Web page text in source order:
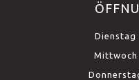
Dienstag
Mittwoch